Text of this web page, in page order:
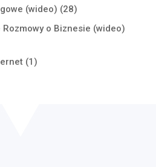
(wideo) (28)
o Biznesie (wideo)
(1)